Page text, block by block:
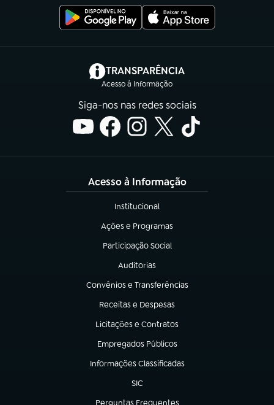
TRANSPARÊNCIA
Acesso à Informação
(abre em nova aba)
Siga-nos nas redes sociais
Acesso à Informação
Institucional
(abre em nova aba)
Ações e Programas
(abre em nova aba)
Participação Social
(abre em nova aba)
Auditorias
(abre em nova aba)
Convênios e Transferências
(abre em nova aba)
Receitas e Despesas
(abre em nova aba)
Licitações e Contratos
(abre em nova aba)
Empregados Públicos
(abre em nova aba)
Informações Classificadas
(abre em nova aba)
SIC
(abre em nova aba)